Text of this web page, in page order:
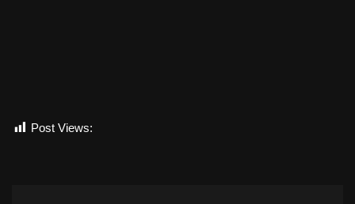
Post Views: